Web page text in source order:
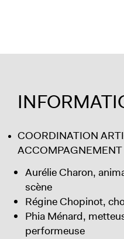
COORDINATION
Aurélie Charon,
scène
Régine Chopinot,
Phia Ménard,
performeuse